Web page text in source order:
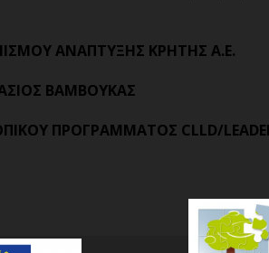
ΑΝΑΠΤΥΞΗΣ ΚΡΗΤΗΣ Α.Ε.
ΒΑΜΒΟΥΚΑΣ
ΠΡΟΓΡΑΜΜΑΤΟΣ CLLD/